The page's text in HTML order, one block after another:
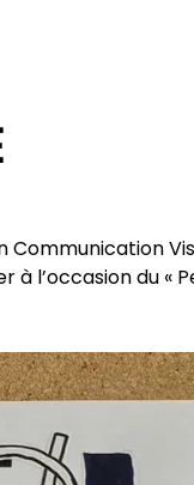
à l’occasion du «